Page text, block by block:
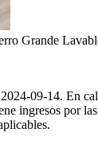
Grande
09-14. En
ingresos por